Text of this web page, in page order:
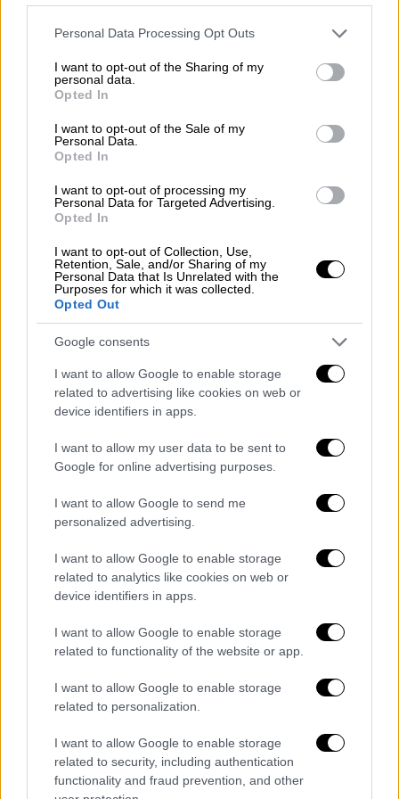
Please note that this website/app uses one or more Google
not limited to your visit or usage behaviour. You may click to
grant or deny consent to Google and its third-party tags to
use your data for below specified purposes in below Google
consent section.
Personal Data Processing Opt Outs
I want to opt-out of the Sharing of my
personal data.
Opted In
I want to opt-out of the Sale of my
Personal Data.
Opted In
I want to opt-out of processing my
Personal Data for Targeted Advertising.
Opted In
I want to opt-out of Collection, Use,
Retention, Sale, and/or Sharing of my
Personal Data that Is Unrelated with the
Purposes for which it was collected.
Opted Out
Google consents
I want to allow Google to enable storage
related to advertising like cookies on web or
device identifiers in apps.
I want to allow my user data to be sent to
Google for online advertising purposes.
I want to allow Google to send me
personalized advertising.
I want to allow Google to enable storage
related to analytics like cookies on web or
device identifiers in apps.
I want to allow Google to enable storage
related to functionality of the website or app.
I want to allow Google to enable storage
related to personalization.
I want to allow Google to enable storage
related to security, including authentication
functionality and fraud prevention, and other
κατάσταση ήρθε να δυσκολέψει ακόμα
ύφεση του 1929.
Η γλυκιά παρανομία και η Μαφία
Όμως η ποτοαπαγόρευση
είχε τα ακριβώς
ευαγγελίζονταν οι εμπνευστές της: Το
αλκοόλ όχι μόνο δεν καταργήθηκε, αλλά
αναζητούσαν όλο και περισσότεροι!
Τα περίφημα «speakeasies» μπαρ ξεπέρασαν
σε αριθμό τις 30.000 και μετρούσαν κέρδη
πολλών εκατομμυρίων. Πρόκειται
ιδιωτικές λέσχες, όπου έμπαινε κάποιος
μόνο με… συστατική επιστολή. Μέσα στα
οινοπνευματώδη ποτά, τα οποία είχαν
εισαχθεί παράνομα από διάφορα μέρη του
κόσμου, ή είχαν παραχθεί από μικρά
αμφιβόλου ποιότητας μυστικά
Τα νήματα όλου αυτού του παράνομου
μηχανισμού κινούσε ηΜαφία . Μαζί με την
κατακόρυφη αύξηση των ποσοστών
εγκληματικότητας στις ΗΠΑ.
Ο διαβόητος αρχιμαφιόζος Αλ Καπόνε
έδρασε εκείνη την εποχή και ακόμη και τώρα
η σκιά του σκοτεινιάζει το Σικάγο. Ο
Αλφόνσο Καπόνε, κέρδιζε κάθε χρόνο
δεκάδες εκατομμύρια δολάρια από το